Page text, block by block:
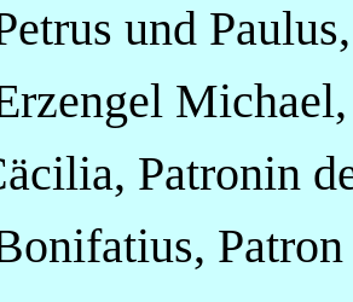
und
Patronin